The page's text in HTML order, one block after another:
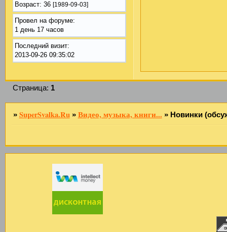
Возраст: 36[1989-09-03]
Провел на форуме:
1 день 17 часов
Последний визит:
2013-09-26 09:35:02
Страница: 1
» SuperSvalka.Ru » Видео, музыка, книги... » Новинки